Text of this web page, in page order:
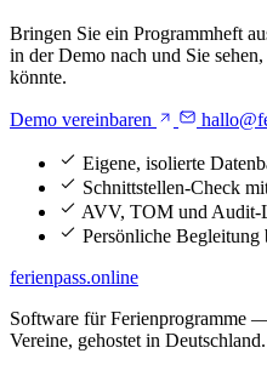
Bringen Sie ein Programmheft
in der Demo nach und Sie
könnte.
Demo vereinbaren
Eigene, isolierte
Schnittstellen-Check
AVV, TOM und Audit-
Persönliche
ferienpass.online
Software für Ferienprogramme
Vereine, gehostet in Deutschland.